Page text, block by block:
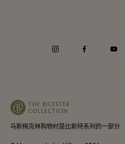
马斯梅克林购物村是比斯特系列的一部分
instagramfacebook